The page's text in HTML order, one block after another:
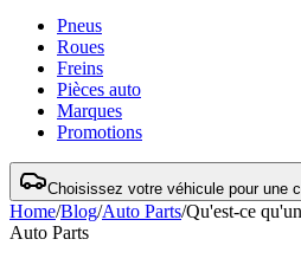
Pneus
Roues
Freins
Pièces auto
Marques
Promotions
Choisissez votre véhicule pour une
Home/Blog/Auto Parts/Qu'est-ce
Auto Parts